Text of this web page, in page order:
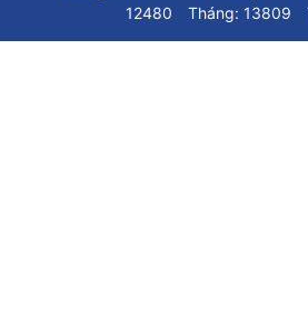
12480
Tháng: 13809